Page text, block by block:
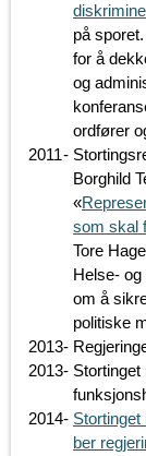
på
for å
og
ordfører
2011-
Borghild
«
som skal
Tore
Helse-
om å
politiske
2013-
2013- Stortinget
2014- Stortinget
ber